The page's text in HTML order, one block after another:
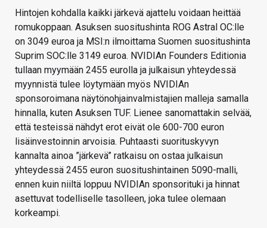
Hintojen kohdalla kaikki järkevä ajattelu voidaan heittää
romukoppaan. Asuksen suositushinta ROG Astral OC:lle
on 3049 euroa ja MSI:n ilmoittama Suomen suositushinta
Suprim SOC:lle 3149 euroa. NVIDIAn Founders Editionia
tullaan myymään 2455 eurolla ja julkaisun yhteydessä
myynnistä tulee löytymään myös NVIDIAn
sponsoroimana näytönohjainvalmistajien malleja samalla
hinnalla, kuten Asuksen TUF. Lienee sanomattakin selvää,
että testeissä nähdyt erot eivät ole 600-700 euron
lisäinvestoinnin arvoisia. Puhtaasti suorituskyvyn
kannalta ainoa ”järkevä” ratkaisu on ostaa julkaisun
yhteydessä 2455 euron suositushintainen 5090-malli,
ennen kuin niiltä loppuu NVIDIAn sponsorituki ja hinnat
asettuvat todelliselle tasolleen, joka tulee olemaan
korkeampi.